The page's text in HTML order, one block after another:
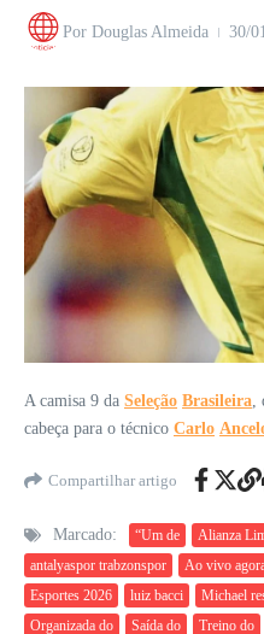
Por Douglas Almeida 30/
A camisa 9 da Seleção Brasileira,
cabeça para o técnico Carlo
Compartilhar artigo
Marcado: “Um de Alianza
antalyaspor trabzonspor
Ao vivo
Esportes 2026
luiz bacci Michael
Organizada do
Saída do Treino do